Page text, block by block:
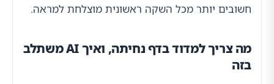
חשובים יותר מכל השקה ראשונית מוצלחת למראה.
מה צריך למדוד בדף נחיתה, ואיך AI משתלב
בזה